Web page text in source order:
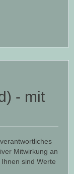
- mit
Mitwirkung an
sind Werte